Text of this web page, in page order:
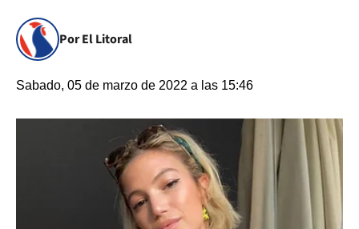
Por El Litoral
Sabado, 05 de marzo de 2022 a las 15:46